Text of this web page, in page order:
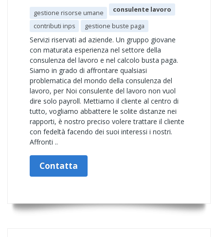
gestione risorse umane
consulente lavoro
contributi inps
gestione buste paga
Servizi riservati ad aziende. Un gruppo giovane
con maturata esperienza nel settore della
consulenza del lavoro e nel calcolo busta paga.
Siamo in grado di affrontare qualsiasi
problematica del mondo della consulenza del
lavoro, per Noi consulente del lavoro non vuol
dire solo payroll. Mettiamo il cliente al centro di
tutto, vogliamo abbattere le solite distanze nei
rapporti, è nostro preciso volere trattare il cliente
con fedeltà facendo dei suoi interessi i nostri.
Affronti ..
Contatta